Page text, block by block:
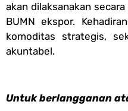
akan dilaksanakan
BUMN ekspor.
komoditas strategis,
akuntabel.
Untuk berlangganan